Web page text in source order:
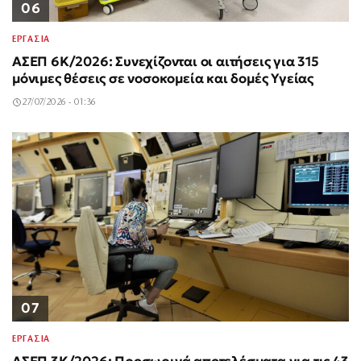
06
ΕΡΓΑΣΙΑ
ΑΣΕΠ 6Κ/2026: Συνεχίζονται οι αιτήσεις για 315
μόνιμες θέσεις σε νοσοκομεία και δομές Υγείας
27/07/2026 - 01:36
07
ΕΡΓΑΣΙΑ